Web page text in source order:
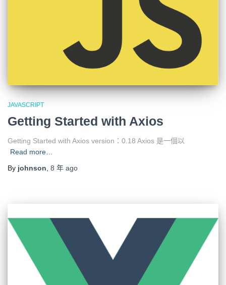
JAVASCRIPT
Getting Started with Axios
Getting Started with Axios version：0.18 Axios 是一個以
Read more…
By johnson 8 年 ago